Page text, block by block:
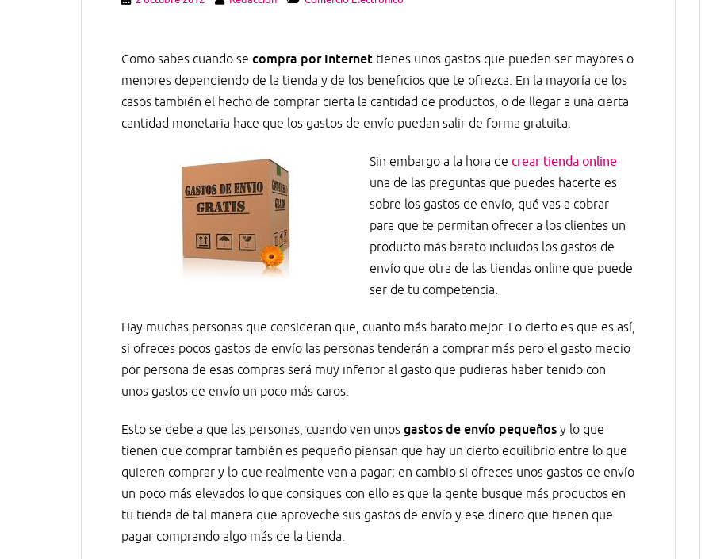
Como sabes cuando se compra por Internet tienes unos gastos que pueden ser mayores o
menores dependiendo de la tienda y de los beneficios que te ofrezca. En la mayoría de los
casos también el hecho de comprar cierta la cantidad de productos, o de llegar a una cierta
cantidad monetaria hace que los gastos de envío puedan salir de forma gratuita.
Sin embargo a la hora de crear tienda online
una de las preguntas que puedes hacerte es
sobre los gastos de envío, qué vas a cobrar
para que te permitan ofrecer a los clientes un
producto más barato incluidos los gastos de
envío que otra de las tiendas online que puede
ser de tu competencia.
Hay muchas personas que consideran que, cuanto más barato mejor. Lo cierto es que es así,
si ofreces pocos gastos de envío las personas tenderán a comprar más pero el gasto medio
por persona de esas compras será muy inferior al gasto que pudieras haber tenido con
unos gastos de envío un poco más caros.
Esto se debe a que las personas, cuando ven unos gastos de envío pequeños y lo que
tienen que comprar también es pequeño piensan que hay un cierto equilibrio entre lo que
quieren comprar y lo que realmente van a pagar; en cambio si ofreces unos gastos de envío
un poco más elevados lo que consigues con ello es que la gente busque más productos en
tu tienda de tal manera que aproveche sus gastos de envío y ese dinero que tienen que
pagar comprando algo más de la tienda.